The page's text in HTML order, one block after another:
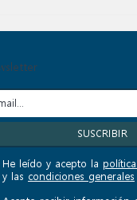
He leído y acepto la
y las condiciones generales